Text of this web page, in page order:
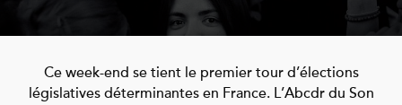
Ce week-end se tient le premier tour d’élections
législatives déterminantes en France. L’Abcdr du Son